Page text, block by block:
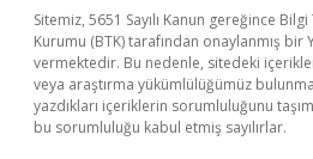
Sitemiz, 5651 Sayılı Kanun gereğince
Kurumu (BTK) tarafından onaylanmış bir
vermektedir. Bu nedenle, sitedeki
veya araştırma yükümlülüğümüz
yazdıkları içeriklerin sorumluluğunu
bu sorumluluğu kabul etmiş sayılırlar.